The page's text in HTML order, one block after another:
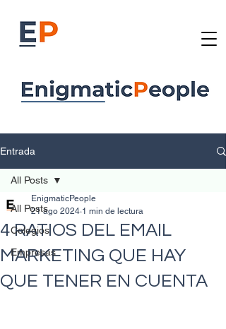
Entrada
All Posts
Colegios
Empresas
All Posts
4 RATIOS DEL EMAIL
MARKETING QUE HAY
QUE TENER EN CUENTA
EnigmaticPeople
21 ago 2024 1 min de lectura